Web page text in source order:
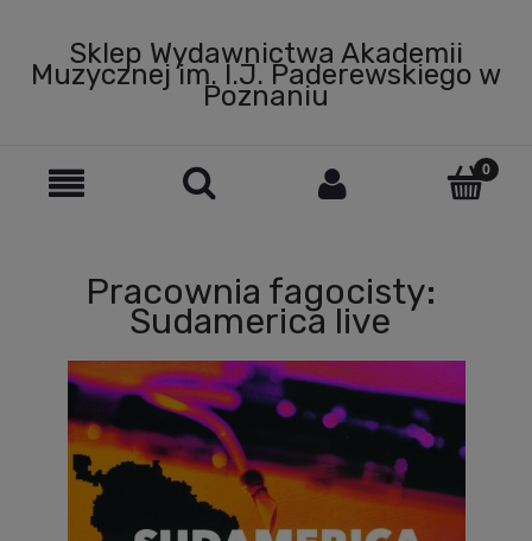
Sklep Wydawnictwa Akademii
Muzycznej im. I.J. Paderewskiego w
Poznaniu
Pracownia fagocisty:
Sudamerica live